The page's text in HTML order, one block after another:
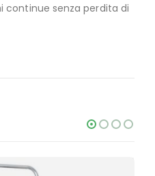
continue senza perdita di